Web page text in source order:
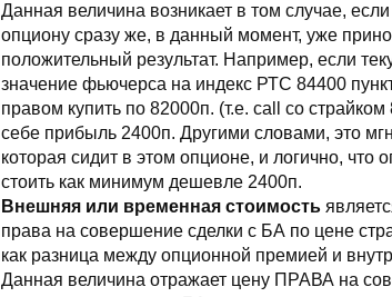
Данная величина возникает в том случае,
опциону сразу же, в данный момент, уже
положительный результат. Например, если
значение фьючерса на индекс РТС 84400
правом купить по 82000п. (т.е. call со
себе прибыль 2400п. Другими словами, это
которая сидит в этом опционе, и логично, что
стоить как минимум дешевле 2400п.
Внешняя или временная стоимость
права на совершение сделки с БА по цене
как разница между опционной премией и
Данная величина отражает цену ПРАВА на